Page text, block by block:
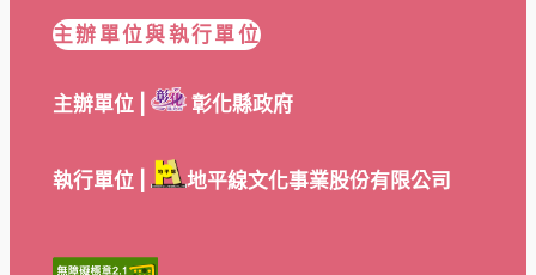
主辦單位與執行單位
主辦單位 | 彰化縣政府
執行單位 | 地平線文化事業股份有限公司